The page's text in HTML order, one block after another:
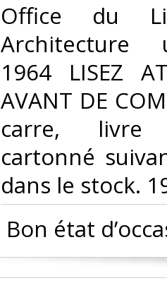
‎Office du
Architecture
1964 LISEZ
AVANT DE
carre,
cartonné
dans le stock.
Bon état